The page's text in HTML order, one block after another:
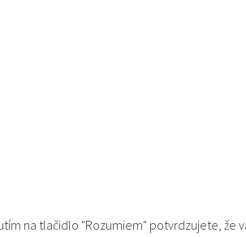
na tlačidlo "Rozumiem" potvrdzujete, že